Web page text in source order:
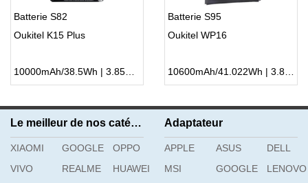
Batterie S82
Oukitel K15 Plus
10000mAh/38.5Wh | 3.85V | Li-ion ...
Batterie S95
Oukitel WP16
10600mAh/41.022Wh | 3.87V | Li-ion ...
Le meilleur de nos catégories
XIAOMI GOOGLE
OPPO
VIVO
REALME
HUAWEI
Adaptateur
APPLE ASUS
DELL
MSI
GOOGLE
LENOVO